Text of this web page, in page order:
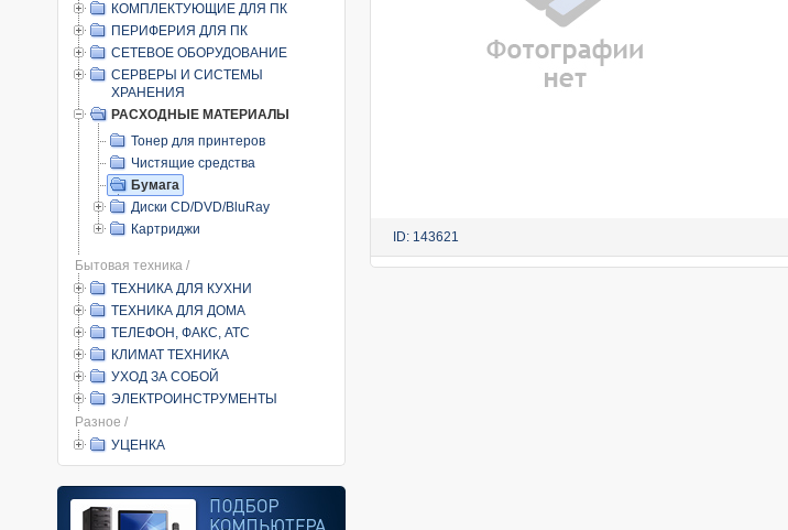
КОМПЛЕКТУЮЩИЕ ДЛЯ ПК
ПЕРИФЕРИЯ ДЛЯ ПК
СЕТЕВОЕ ОБОРУДОВАНИЕ
СЕРВЕРЫ И СИСТЕМЫ
ХРАНЕНИЯ
РАСХОДНЫЕ МАТЕРИАЛЫ
Тонер для принтеров
Чистящие средства
Бумага
Диски CD/DVD/BluRay
Картриджи
Бытовая техника /
ТЕХНИКА ДЛЯ КУХНИ
ТЕХНИКА ДЛЯ ДОМА
ТЕЛЕФОН, ФАКС, АТС
КЛИМАТ ТЕХНИКА
УХОД ЗА СОБОЙ
ЭЛЕКТРОИНСТРУМЕНТЫ
Разное /
УЦЕНКА
ID: 143621